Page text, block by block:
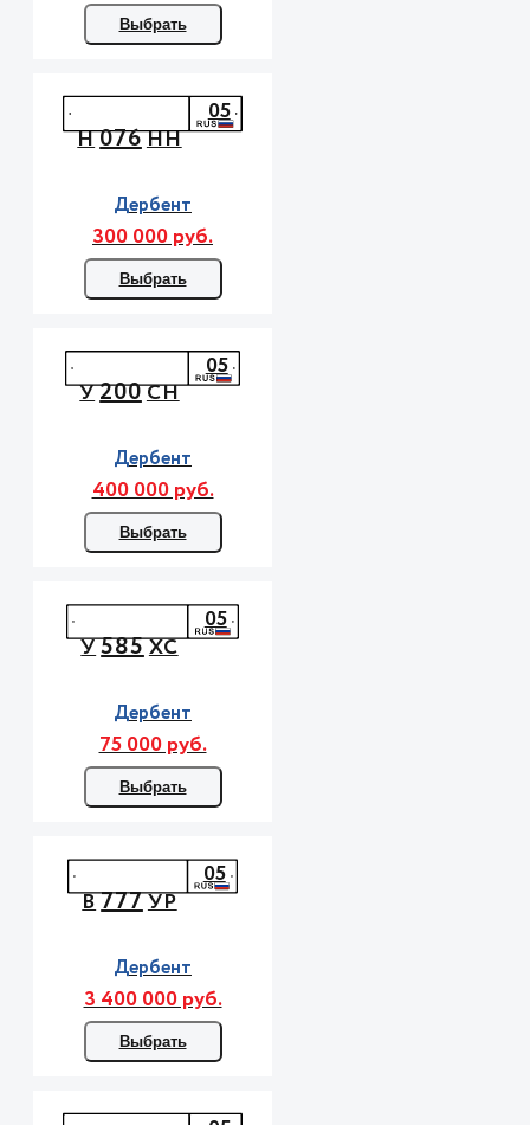
Выбрать
Н076НН
05
Дербент
300 000 руб.
Выбрать
У200СН
05
Дербент
400 000 руб.
Выбрать
У585ХС
05
Дербент
75 000 руб.
Выбрать
В777УР
05
Дербент
3 400 000 руб.
Выбрать